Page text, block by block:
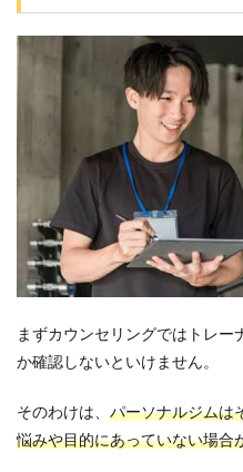
まずカウンセリングではトレ
か確認しないといけません。
そのわけは、 パーソナルジムは
悩みや目的にあっていない場合